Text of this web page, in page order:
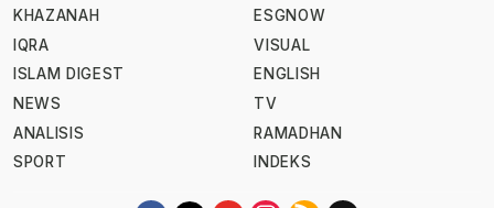
KHAZANAH
IQRA
ISLAM DIGEST
NEWS
ANALISIS
SPORT
ESGNOW
VISUAL
ENGLISH
TV
RAMADHAN
INDEKS